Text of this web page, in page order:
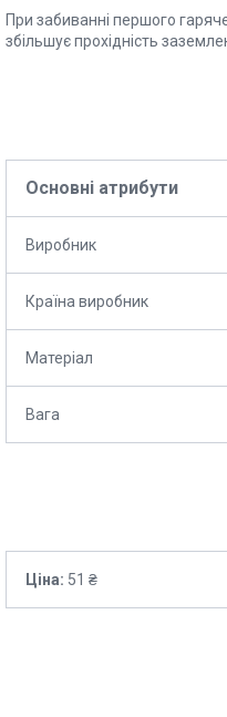
При забиванні першого
збільшує прохідність
Основні атрибути
Виробник
Країна виробник
Матеріал
Вага
Ціна: 51 ₴